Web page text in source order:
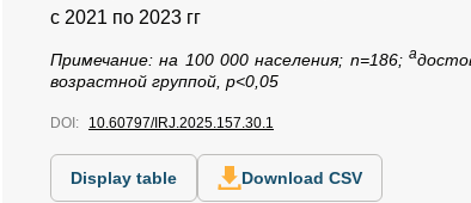
с 2021 по 2023 гг
Примечание:на 100 000 населения; n=186; a
возрастной группой, р<0,05
DOI: 10.60797/IRJ.2025.157.30.1
Display table Download CSV